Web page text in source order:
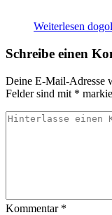
Weiterlesen
Schreibe einen
Deine E-Mail-Adresse
Felder sind mit *
Kommentar *